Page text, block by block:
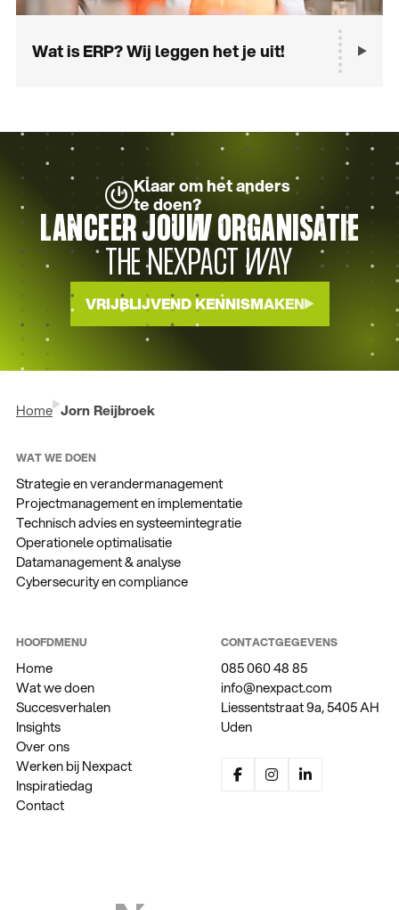
Wat is ERP? Wij leggen het je uit!
Klaar om het anders
te doen?
LANCEER JOUW ORGANISATIE
THE NEXPACT WAY
VRIJBLIJVEND KENNISMAKEN
Home Jorn Reijbroek
HOOFDMENU
Home
Wat we doen
Succesverhalen
Insights
Over ons
Werken bij Nexpact
Inspiratiedag
Contact
WAT WE DOEN
Strategie en verandermanagement
Projectmanagement en implementatie
Technisch advies en systeemintegratie
Operationele optimalisatie
Datamanagement & analyse
Cybersecurity en compliance
CONTACTGEGEVENS
085 060 48 85
info@nexpact.com
Liessentstraat 9a, 5405 AH
Uden